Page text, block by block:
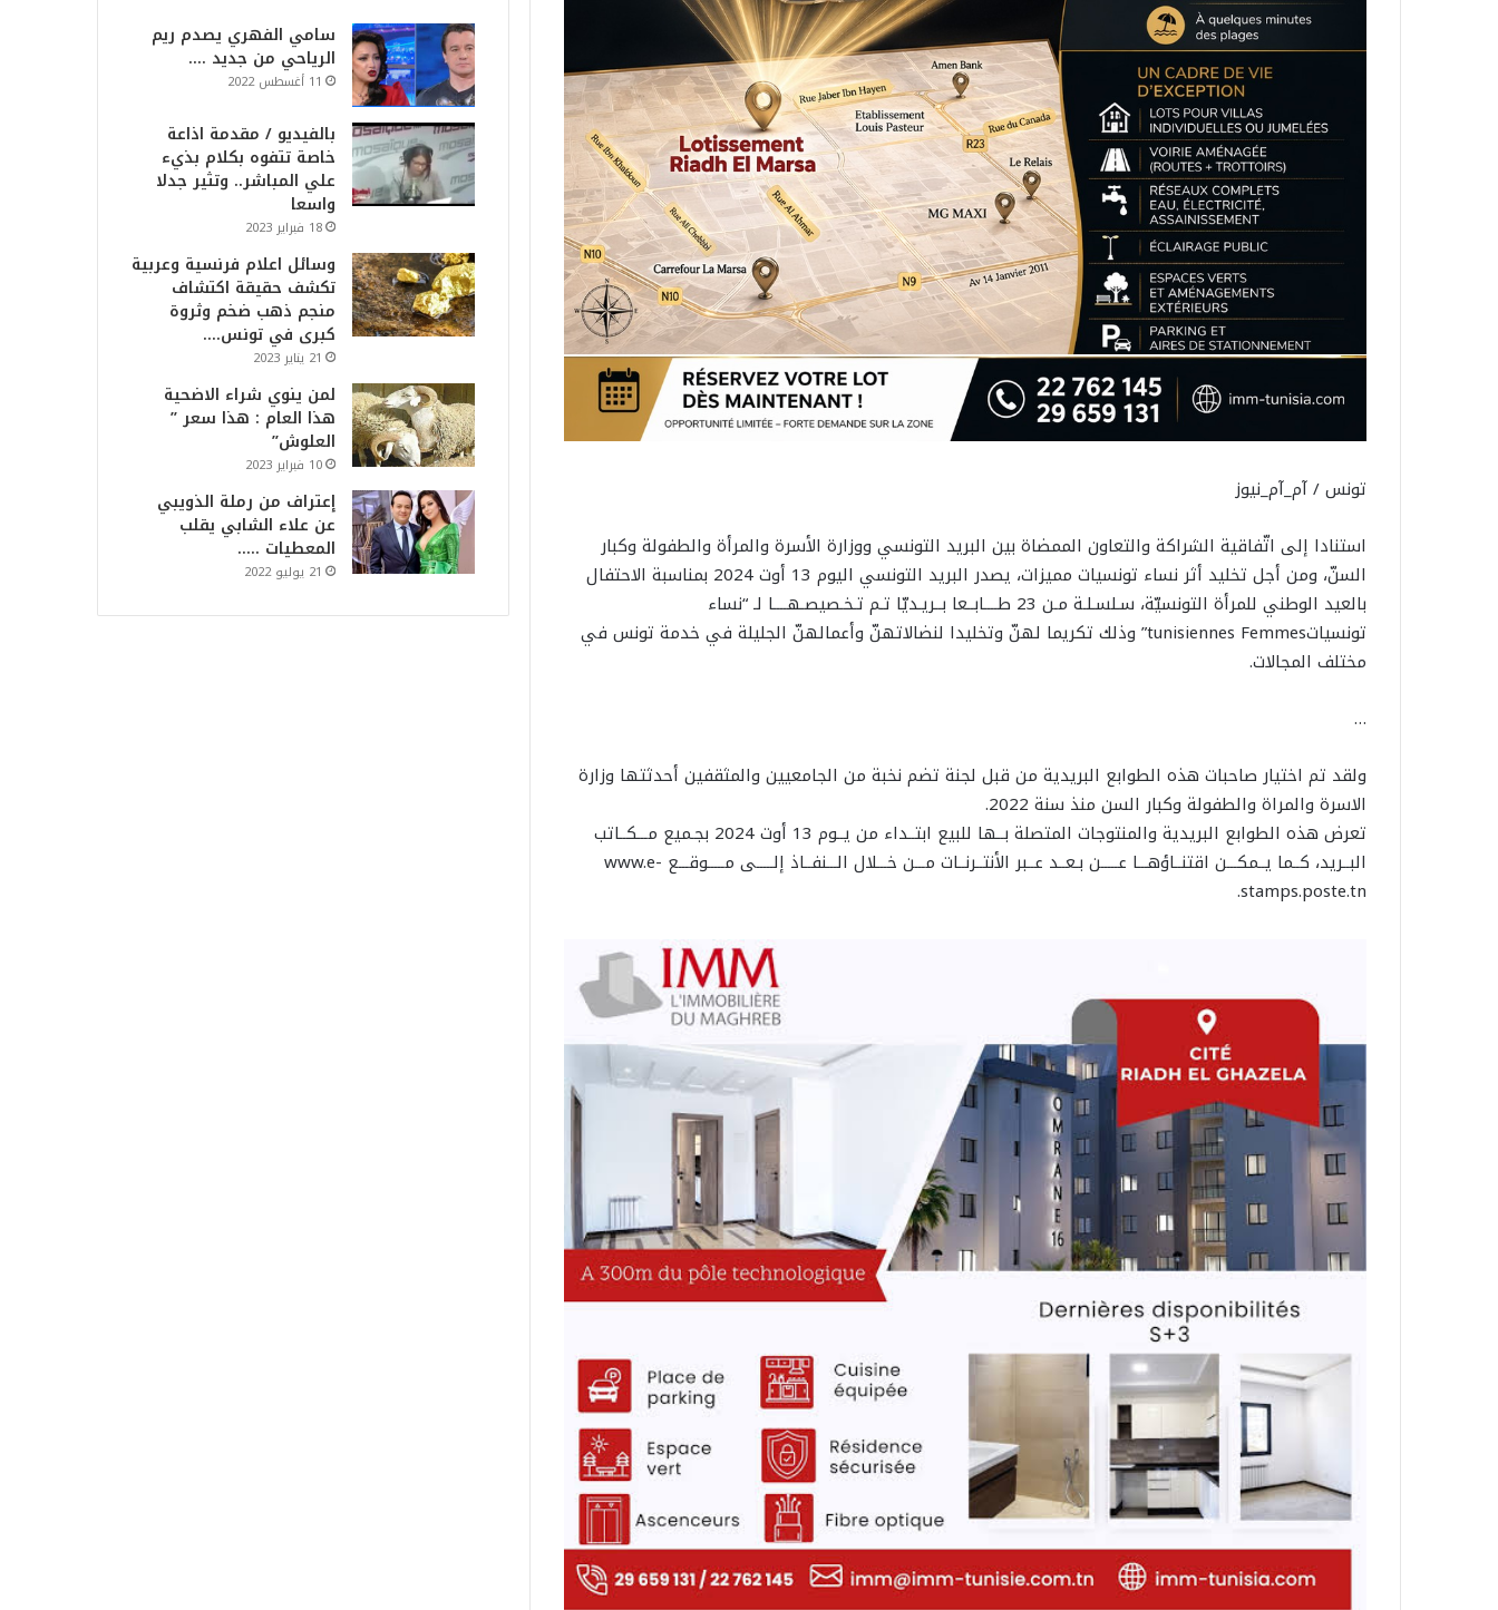
تونس / آم_آم_نيوز
استنادا إلى اتّفاقية الشراكة والتعاون الممضاة بين البريد التونسي ووزارة الأسرة والمرأة والطفولة وكبار
السنّ، ومن أجل تخليد أثر نساء تونسيات مميزات، يصدر البريد التونسي اليوم 13 أوت 2024 بمناسبة الاحتفال
بالعيد الوطني للمرأة التونسيّة، سـلسـلـة مـن 23 طــــابــعا بــريـديّا تـم تـخـصيصـهــــا لـ “نساء
تونسياتtunisiennes Femmes” وذلك تكريما لهنّ وتخليدا لنضالاتهنّ وأعمالهنّ الجليلة في خدمة تونس في
مختلف المجالات.
…
ولقد تم اختيار صاحبات هذه الطوابع البريدية من قبل لجنة تضم نخبة من الجامعيين والمثقفين أحدثتها وزارة
الاسرة والمراة والطفولة وكبار السن منذ سنة 2022.
تعرض هذه الطوابع البريدية والمنتوجات المتصلة بــها للبيع ابتــداء من يــوم 13 أوت 2024 بجـميع مـــكــاتب
البــريد، كــما يــمكـــن اقتنــاؤهـــا عـــــن بـعــد عــبر الأنتــرنــات مـــن خـــلال الـــنفــاذ إلـــــى مـــــوقـــع www.e-
stamps.poste.tn.
سامي الفهري يصدم ريم
الرياحي من جديد ….
11 أغسطس 2022
بالفيديو / مقدمة اذاعة
خاصة تتفوه بكلام بذيء
علي المباشر.. وتثير جدلا
واسعا
18 فبراير 2023
وسائل اعلام فرنسية وعربية
تكشف حقيقة اكتشاف
منجم ذهب ضخم وثروة
كبرى في تونس….
21 يناير 2023
لمن ينوي شراء الاضحية
هذا العام : هذا سعر ”
العلوش”
10 فبراير 2023
إعتراف من رملة الذويبي
عن علاء الشابي يقلب
المعطيات …..
21 يوليو 2022